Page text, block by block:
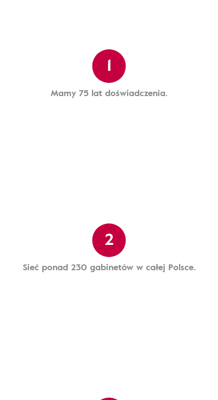
1
Mamy 75 lat doświadczenia.
2
Sieć ponad 230 gabinetów w całej Polsce.